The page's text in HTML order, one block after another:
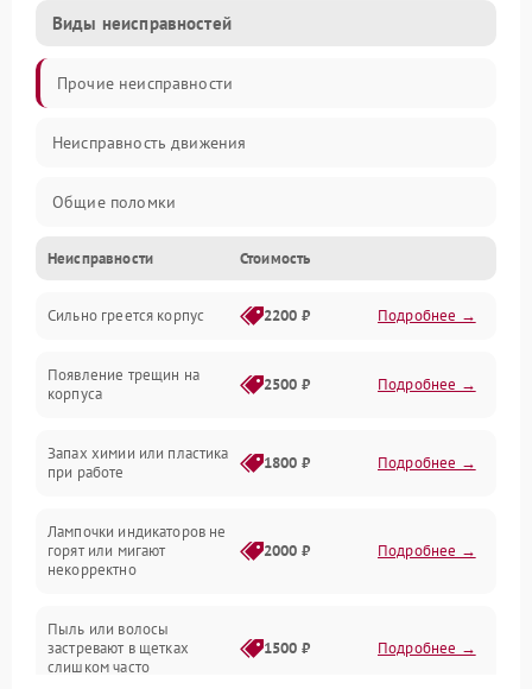
Виды неисправностей
Прочие неисправности
Неисправность движения
Общие поломки
Неисправность датчиков
Неисправность программного обеспечения
Проблемы с сигналом
Батарея
Программные сбои
Неисправности Стоимость
Сильно греется корпус 2200 ₽ Подробнее →
Появление трещин на
корпуса
2500 ₽ Подробнее →
Запах химии или пластика
при работе
1800 ₽ Подробнее →
Лампочки индикаторов не
горят или мигают
некорректно
2000 ₽ Подробнее →
Пыль или волосы
застревают в щетках
слишком часто
1500 ₽ Подробнее →